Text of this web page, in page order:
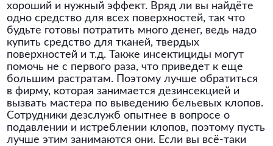
хороший и нужный эффект. Вряд ли вы найдёте
одно средство для всех поверхностей, так что
будьте готовы потратить много денег, ведь надо
купить средство для тканей, твердых
поверхностей и т.д. Также инсектициды могут
помочь не с первого раза, что приведет к еще
большим растратам. Поэтому лучше обратиться
в фирму, которая занимается дезинсекцией и
вызвать мастера по выведению бельевых клопов.
Сотрудники дезслужб опытнее в вопросе о
подавлении и истреблении клопов, поэтому пусть
лучше этим занимаются они. Если вы всё-таки